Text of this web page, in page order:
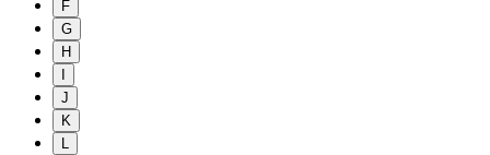
F
G
H
J
K
L